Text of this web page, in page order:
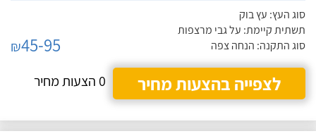
סוג העץ: עץ בוק
תשתית קיימת: על גבי מרצפות
סוג התקנה: הנחה צפה
₪45-95
לצפייה בהצעות מחיר
0 הצעות מחיר